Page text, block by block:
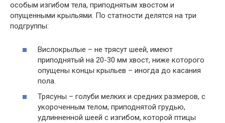
особым изгибом тела, приподнятым хвостом и
опущенными крыльями. По статности делятся на три
подгруппы:
Вислокрылые – не трясут шеей, имеют
приподнятый на 20-30 мм хвост, ниже которого
опущены концы крыльев – иногда до касания
пола.
Трясуны – голуби мелких и средних размеров, с
укороченным телом, приподнятой грудью,
удлинненной шеей с изгибом, которой птицы